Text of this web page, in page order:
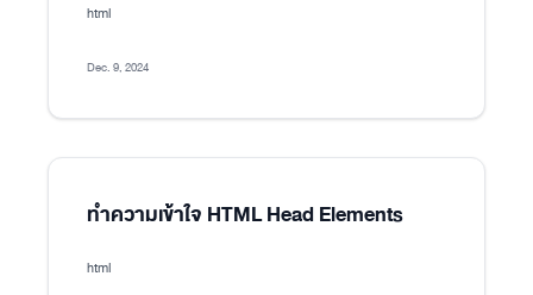
html
Dec. 9, 2024
ทำความเข้าใจ HTML Head Elements
html